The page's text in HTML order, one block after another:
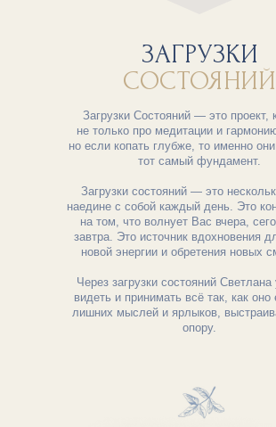
Загрузки Состояний — это проект,
не только про медитации и
но если копать глубже, то именно
тот самый фундамент.
Загрузки состояний — это
наедине с собой каждый день. Это
на том, что волнует Вас вчера,
завтра. Это источник вдохновения
новой энергии и обретения новых
Через загрузки состояний Светлана
видеть и принимать всё так, как оно
лишних мыслей и ярлыков,
опору.
ЗАГРУЗКИ
СОСТОЯНИЙ